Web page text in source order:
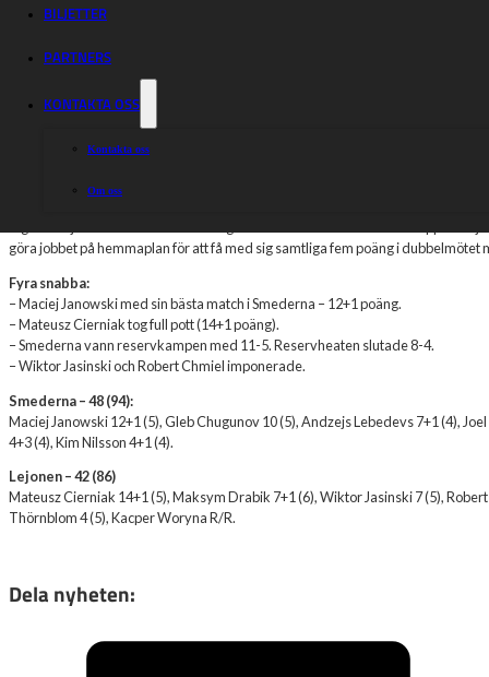
BILJETTER
PARTNERS
KONTAKTA OSS
Kontakta oss
Om oss
och Gleb Chugunov, som tillsammans körde ihop fina 22 poäng. Därmed
Smederna vände efter paus
göra jobbet på hemmaplan för att få med sig samtliga fem poäng i dubbelmötet
Fyra snabba:
– Maciej Janowski med sin bästa match i Smederna – 12+1 poäng.
– Mateusz Cierniak tog full pott (14+1 poäng).
– Smederna vann reservkampen med 11-5. Reservheaten slutade 8-4.
– Wiktor Jasinski och Robert Chmiel imponerade.
Smederna – 48 (94):
Maciej Janowski 12+1 (5), Gleb Chugunov 10 (5), Andzejs Lebedevs 7+1 (4),
4+3 (4), Kim Nilsson 4+1 (4).
Lejonen – 42 (86)
Mateusz Cierniak 14+1 (5), Maksym Drabik 7+1 (6), Wiktor Jasinski 7 (5),
Thörnblom 4 (5), Kacper Woryna R/R.
Dela nyheten: